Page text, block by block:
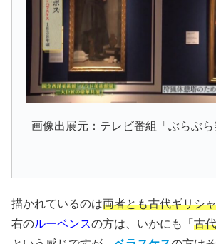
画像出展元：テレビ番組「ぶらぶら
描かれているのは両者とも古代ギリシ
右のルーベンスの方は、いかにも「 古